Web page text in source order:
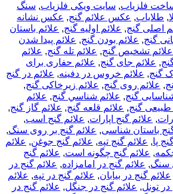
فلزیاب, سایت ویکی فلزیاب, سنگ
, طلایاب, عکس علائم گنج, عکس نشانه
اصلی گنج, علائم اولیه گنج, علائم باستان
گنج, علائم بودن گنج, علائم پیدا شدن
علائم تشخیص گنج, علائم تله گنج, علائم
, علائم جای گنج, علائم حفاری برای
گنج, علائم خروس در دفینه, علائم در گنج
, علائم روی گنج, علائم زیرخاکی گنج,
گنج, علائم شناسي گنج, علائم
طبیعی گنج, علائم قلعه گنج, علائم گاز گنج,
, علائم گنج اپارات, علائم گنج اسب,
باستان شناسی, علائم گنج بر روی سنگ,
پا, علائم گنج تپه, علائم گنج جوغن, علائم
, علائم گنج چگونه است, علائم گنج
سنگ, علائم گنج در امامزاده, علائم گنج در
علائم گنج در بیابان, علائم گنج در تپه, علائم
در تونل, علائم گنج در جنگل, علائم گنج در